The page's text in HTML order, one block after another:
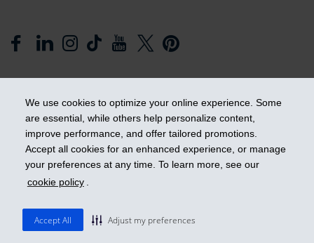
We use cookies to optimize your online experience. Some
are essential, while others help personalize content,
improve performance, and offer tailored promotions.
Accept all cookies for an enhanced experience, or manage
your preferences at any time. To learn more, see our
cookie policy .
Accept All Adjust my preferences
Prendre les devants